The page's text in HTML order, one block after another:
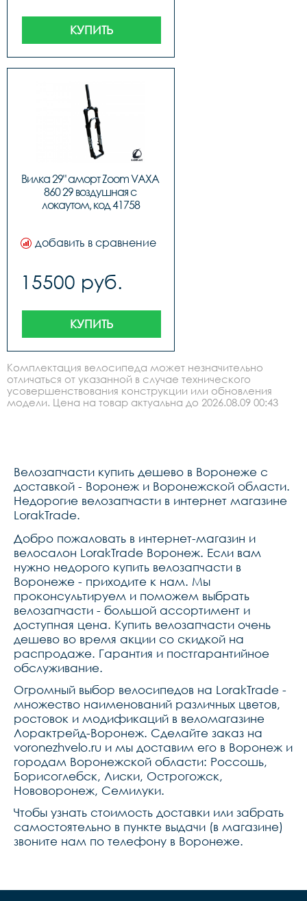
КУПИТЬ
Вилка 29" аморт Zoom VAXA
860 29 воздушная с
локаутом, код 41758
добавить в сравнение
15500 руб.
КУПИТЬ
Комплектация велосипеда может незначительно
отличаться от указанной в случае технического
усовершенствования конструкции или обновления
модели. Цена на товар актуальна до 2026.08.09 00:43
Велозапчасти купить дешево в Воронеже с
доставкой - Воронеж и Воронежской области.
Недорогие велозапчасти в интернет магазине
LorakTrade.
Добро пожаловать в интернет-магазин и
велосалон LorakTrade Воронеж. Если вам
нужно недорого купить велозапчасти в
Воронеже - приходите к нам. Мы
проконсультируем и поможем выбрать
велозапчасти - большой ассортимент и
доступная цена. Купить велозапчасти очень
дешево во время акции со скидкой на
распродаже. Гарантия и постгарантийное
обслуживание.
Огромный выбор велосипедов на LorakTrade -
множество наименований различных цветов,
ростовок и модификаций в веломагазине
Лорактрейд-Воронеж. Сделайте заказ на
voronezhvelo.ru и мы доставим его в Воронеж и
городам Воронежской области: Россошь,
Борисоглебск, Лиски, Острогожск,
Нововоронеж, Семилуки.
Чтобы узнать стоимость доставки или забрать
самостоятельно в пункте выдачи (в магазине)
звоните нам по телефону в Воронеже.